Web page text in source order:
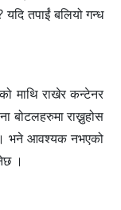
तपाईं बलियो गन्ध
माथि राखेर कन्टेनर
बोटलहरुमा राख्नुहोस
। भने आवश्यक नभएको
।